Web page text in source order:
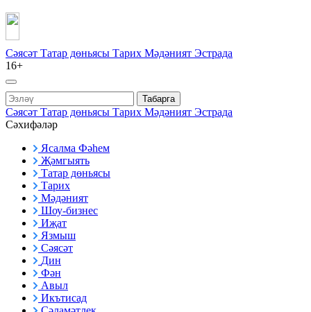
Сәясәт Татар дөньясы Тарих Мәдәният Эстрада
16+
Табарга
Сәясәт Татар дөньясы Тарих Мәдәният Эстрада
Сәхифәләр
Ясалма Фәһем
Җәмгыять
Татар дөньясы
Тарих
Мәдәният
Шоу-бизнес
Иҗат
Язмыш
Сәясәт
Дин
Фән
Авыл
Икътисад